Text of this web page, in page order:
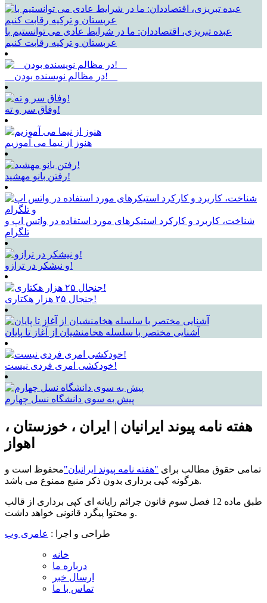
عبده تبریزی، اقتصاددان: ما در شرایط عادی می توانستیم با
عربستان و ترکیه رقابت کنیم
__در مظالم نویسنده بودن!__
وفاق سر و ته!
هنوز از نیما می آموزیم
رفتن بانو مهشید!
شناخت، کاربرد و کارکرد استیکرهای مورد استفاده در واتس اپ و
تلگرام
و نیشکر در ترازو!
جنجال ۲۵ هزار هکتاری!
آشنایی مختصر با سلسله هخامنشیان از آغاز تا پایان
خودکشی امری فردی نیست!
پیش به سوی دانشگاه نسل چهارم
هفته نامه پیوند ایرانیان | ایران ، خوزستان ،
اهواز
تمامی حقوق مطالب برای "هفته نامه پیوند ایرانیان"محفوظ است و
هرگونه کپی برداری بدون ذکر منبع ممنوع می باشد.
طبق ماده 12 فصل سوم قانون جرائم رایانه ای کپی برداری از قالب
و محتوا پیگرد قانونی خواهد داشت.
طراحی و اجرا : عامری وب
خانه
درباره ما
ارسال خبر
تماس با ما